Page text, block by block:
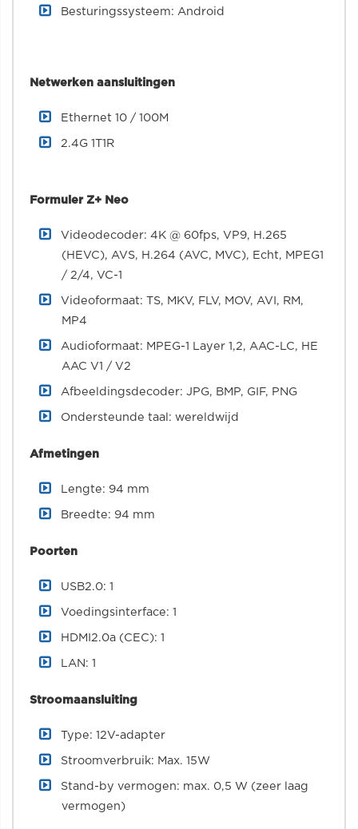
Besturingssysteem: Android
Netwerken aansluitingen
Ethernet 10 / 100M
2.4G 1T1R
Formuler Z+ Neo
Videodecoder: 4K @ 60fps, VP9, H.265
(HEVC), AVS, H.264 (AVC, MVC), Echt, MPEG1
/ 2/4, VC-1
Videoformaat: TS, MKV, FLV, MOV, AVI, RM,
MP4
Audioformaat: MPEG-1 Layer 1,2, AAC-LC, HE
AAC V1 / V2
Afbeeldingsdecoder: JPG, BMP, GIF, PNG
Ondersteunde taal: wereldwijd
Afmetingen
Lengte: 94 mm
Breedte: 94 mm
Poorten
USB2.0: 1
Voedingsinterface: 1
HDMI2.0a (CEC): 1
LAN: 1
Stroomaansluiting
Type: 12V-adapter
Stroomverbruik: Max. 15W
Stand-by vermogen: max. 0,5 W (zeer laag
vermogen)